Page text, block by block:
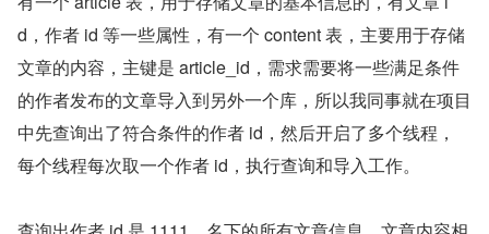
d，作者 id 等一些属性，有一个 content 表，主要用于存储
文章的内容，主键是 article_id，需求需要将一些满足条件
的作者发布的文章导入到另外一个库，所以我同事就在项目
中先查询出了符合条件的作者 id，然后开启了多个线程，
每个线程每次取一个作者 id，执行查询和导入工作。